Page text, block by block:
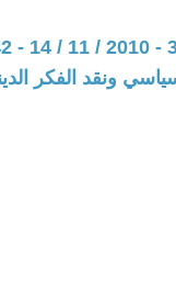
ونقد الفكر